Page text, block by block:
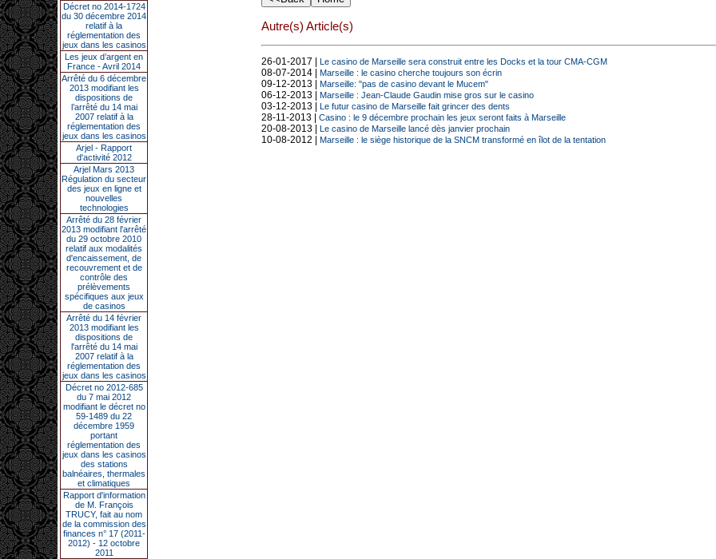
Décret no 2014-1724
du 30 décembre 2014
relatif à la
réglementation des
jeux dans les casinos
Les jeux d’argent en
France - Avril 2014
Arrêté du 6 décembre
2013 modifiant les
dispositions de
l’arrêté du 14 mai
2007 relatif à la
réglementation des
jeux dans les casinos
Arjel - Rapport
d'activité 2012
Arjel Mars 2013
Régulation du secteur
des jeux en ligne et
nouvelles
technologies
Arrêté du 28 février
2013 modifiant l'arrêté
du 29 octobre 2010
relatif aux modalités
d'encaissement, de
recouvrement et de
contrôle des
prélèvements
spécifiques aux jeux
de casinos
Arrêté du 14 février
2013 modifiant les
dispositions de
l'arrêté du 14 mai
2007 relatif à la
réglementation des
jeux dans les casinos
Décret no 2012-685
du 7 mai 2012
modifiant le décret no
59-1489 du 22
décembre 1959
portant
réglementation des
jeux dans les casinos
des stations
balnéaires, thermales
et climatiques
Rapport d'information
de M. François
TRUCY, fait au nom
de la commission des
finances n° 17 (2011-
2012) - 12 octobre
2011
Autre(s) Article(s)
26-01-2017 | Le casino de Marseille sera construit entre les Docks et la tour CMA-CGM
08-07-2014 | Marseille : le casino cherche toujours son écrin
09-12-2013 | Marseille: "pas de casino devant le Mucem"
06-12-2013 | Marseille : Jean-Claude Gaudin mise gros sur le casino
03-12-2013 | Le futur casino de Marseille fait grincer des dents
28-11-2013 | Casino : le 9 décembre prochain les jeux seront faits à Marseille
20-08-2013 | Le casino de Marseille lancé dès janvier prochain
10-08-2012 | Marseille : le siège historique de la SNCM transformé en îlot de la tentation